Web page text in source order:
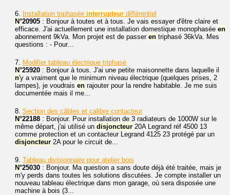
6. Installation triphasée interrupteur différentiel
N°20905 : Bonjour à toutes et à tous. Je vais essayer d'être claire et
efficace. J'ai actuellement une installation domestique monophasée en
abonnement 9kVa. Mon projet est de passer en triphasé 36kVa. Mes
questions : - Pour...
7. Modifier tableau électrique triphasé
N°25920 : Bonjour à tous. J'ai une petite maisonnette dans laquelle il
n'y a vraiment que le minimum niveau électrique (quelques prises, 2
lampes), je voudrais en rajouter pour la rendre habitable. Je me suis
documentée mais il me...
8. Section des câbles et calibre contacteur
N°22188 : Bonjour. Pour installation de 3 radiateurs de 1000W sur le
même départ, j'ai utilisé un disjoncteur 20A Legrand réf 4500 13
comme protection et un contacteur Legrand 4125 23 protégé par un
disjoncteur 2A pour le circuit de...
9. Tableau divisionnaire pour atelier bois
N°25030 : Bonjour. Ma question a sans doute déjà été traitée, mais je
m'y perds dans toutes les solutions discutées. Je compte installer un
nouveau tableau électrique dans mon garage, où sera disposée une
machine à bois (3...